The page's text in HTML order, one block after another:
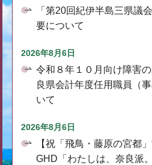
「第20回紀伊半島三県議
要について
2026年8月6日
令和８年１０月向け障害
良県会計年度任用職員（
いて
2026年8月6日
【祝「飛鳥・藤原の宮都
GHD「わたしは、奈良派